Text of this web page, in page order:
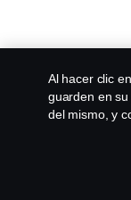
Al hacer clic
guarden en
del mismo, y